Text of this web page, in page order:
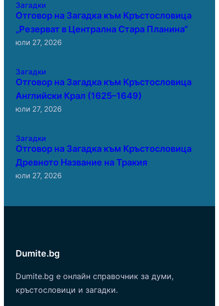
Загадки
Отговор на Загадка към Кръстословица
„Резерват в Централна Стара Планина“
юли 27, 2026
Загадки
Отговор на Загадка към Кръстословица
Английски Крал (1625–1649)
юли 27, 2026
Загадки
Отговор на Загадка към Кръстословица
Древното Название на Тракия
юли 27, 2026
Dumite.bg
Dumite.bg е онлайн справочник за думи,
кръстословици и загадки.